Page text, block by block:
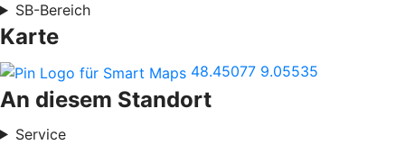
SB-Bereich
Karte
48.45077 9.05535
An diesem Standort
Service